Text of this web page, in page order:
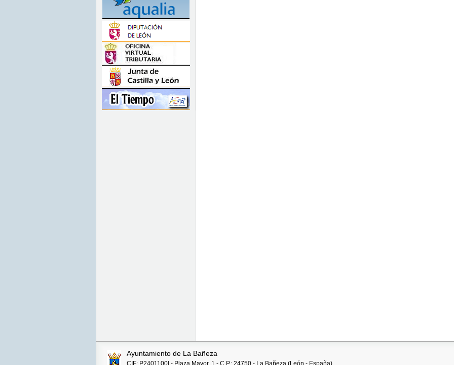
Ayuntamiento de La Bañeza
CIF: P2401100I - Plaza Mayor, 1 - C.P.: 24750 - La Bañeza (León - España)